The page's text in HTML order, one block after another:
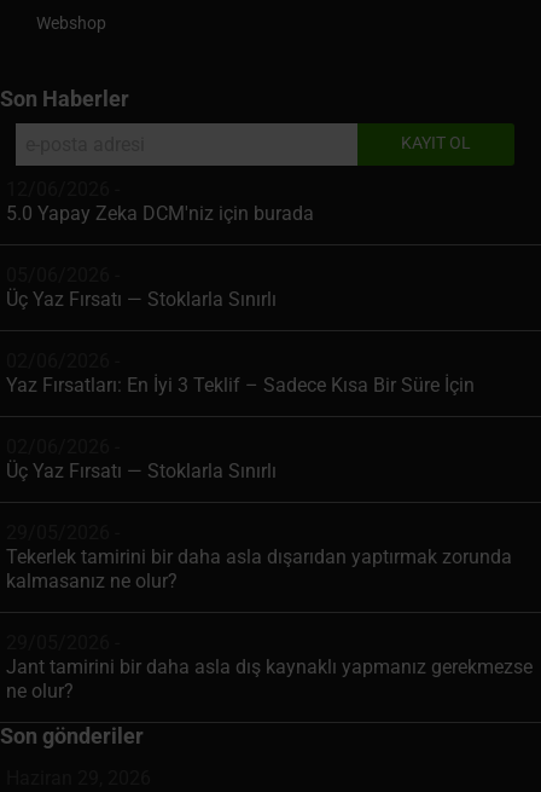
Webshop
Son Haberler
5.0 Yapay Zeka DCM'niz için burada
Üç Yaz Fırsatı — Stoklarla Sınırlı
Yaz Fırsatları: En İyi 3 Teklif – Sadece Kısa Bir Süre İçin
Üç Yaz Fırsatı — Stoklarla Sınırlı
Tekerlek tamirini bir daha asla dışarıdan yaptırmak zorunda
kalmasanız ne olur?
Jant tamirini bir daha asla dış kaynaklı yapmanız gerekmezse
ne olur?
Son gönderiler